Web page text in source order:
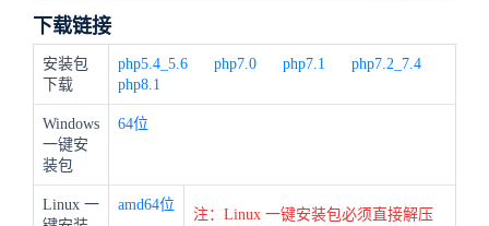
下载链接
安装包
下载
php5.4_5.6 php7.0 php7.1
php7.2_7.4
php8.1
Windows
一键安
装包
64位
Linux 一
amd64位
注：Linux 一键安装包必须直接解压